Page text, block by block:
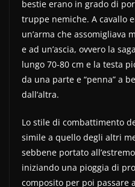
bestie erano in grado di
truppe nemiche. A cavallo
un’arma che assomigliava
e ad un’ascia, ovvero la
lungo 70-80 cm e la testa
da una parte e “penna” a
dall’altra.
Lo stile di combattimento
simile a quello degli altri
sebbene portato
iniziando una pioggia di
composito per poi passare